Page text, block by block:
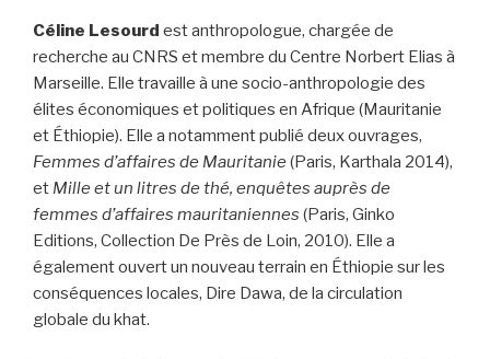
Céline Lesourd est anthropologue, chargée de
recherche au CNRS et membre du Centre Norbert Elias à
Marseille. Elle travaille à une socio-anthropologie des
élites économiques et politiques en Afrique (Mauritanie
et Éthiopie). Elle a notamment publié deux ouvrages,
Femmes d’affaires de Mauritanie (Paris, Karthala 2014),
et Mille et un litres de thé, enquêtes auprès de
femmes d’affaires mauritaniennes (Paris, Ginko
Editions, Collection De Près de Loin, 2010). Elle a
également ouvert un nouveau terrain en Éthiopie sur les
conséquences locales, Dire Dawa, de la circulation
globale du khat.